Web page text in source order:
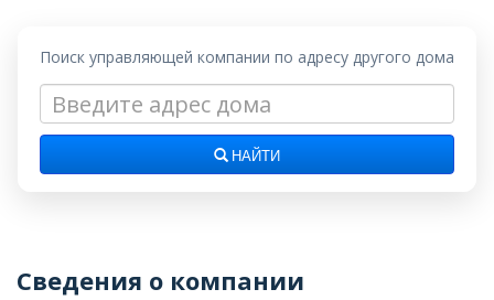
Поиск управляющей компании по адресу другого дома
НАЙТИ
Сведения о компании